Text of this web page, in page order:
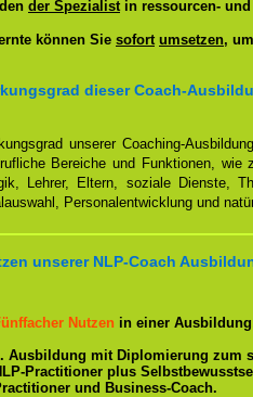
der Spezialistin ressourcen-
können Sie sofort umsetzen,
dieser Coach-
unserer Coaching-
Bereiche und Funktionen, wie
Lehrer, Eltern, soziale Dienste,
Personalentwicklung und
unserer NLP-Coach
Nutzen in einer
Ausbildung mit Diplomierung zum
Practitioner plus
und Business-Coach.